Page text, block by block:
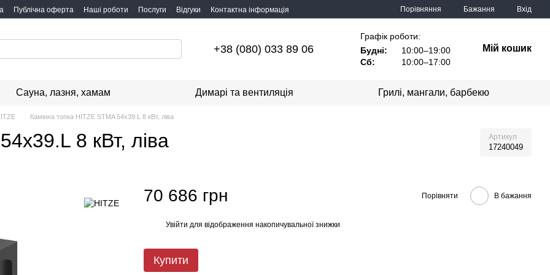
Публічна оферта Наші роботи Послуги Відгуки Контактна інформація Порівняння Бажання Вхід
+38 (080) 033 89 06
Графік роботи:
Будні:
10:00–19:00
Сб:
10:00–17:00
Мій кошик
Сауна, лазня, хамам Димарі та вентиляція Грилі, мангали, барбекю
Камінна топка HITZE STMA 54x39.L 8 кВт, ліва
8 кВт, ліва Артикул
17240049
70 686 грн Порівняти В бажання
Увійти для відображення накопичувальної знижки
Купити